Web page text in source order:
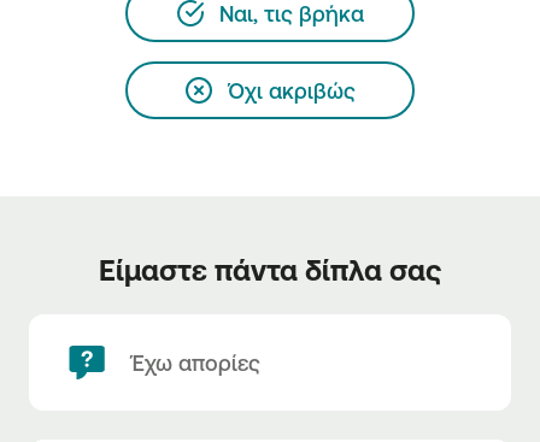
Ναι, τις βρήκα
Όχι ακριβώς
Είμαστε πάντα δίπλα σας
Έχω απορίες